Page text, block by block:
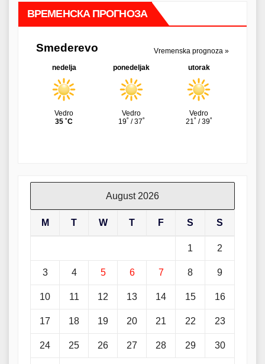
ВРЕМЕНСКА ПРОГНОЗА
August 2026
M T W T F S S
1 2
3 4 5 6 7 8 9
10 11 12 13 14 15 16
17 18 19 20 21 22 23
24 25 26 27 28 29 30